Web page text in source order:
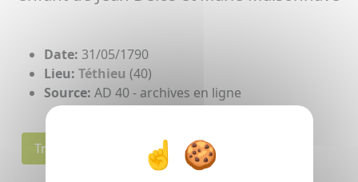
Date: 31/05/1790
Lieu: Téthieu (40)
Source: AD 40 - archives en ligne
Transcription Individu(s)